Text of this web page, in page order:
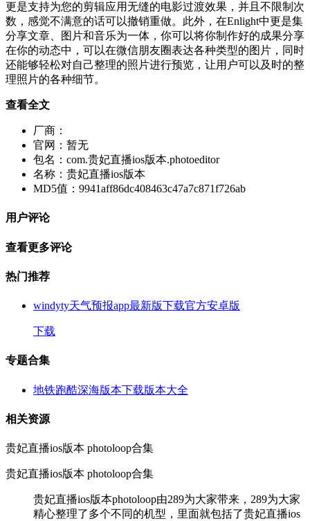
更是支持为您的剪辑应用无缝的电影过渡效果，并且不限制次
数，感觉不满意的话可以撤销重做。此外，在Enlight中更是集
分享文章、图片和音乐为一体，你可以将你制作好的成果分享
在你的动态中，可以在微信朋友圈表达各种类型的图片，同时
还能够轻松对自己整理的照片进行预览，让用户可以及时的整
理照片的各种细节。
查看全文
厂商：
官网： 暂无
包名： com.贵妃直播ios版本.photoeditor
名称： 贵妃直播ios版本
MD5值： 9941aff86dc408463c47a7c871f726ab
用户评论
查看更多评论
热门推荐
windyty天气预报app最新版下载官方安卓版
下载
专题合集
地铁跑酷深海版本下载版本大全
相关资源
贵妃直播ios版本 photoloop合集
贵妃直播ios版本 photoloop合集
贵妃直播ios版本photoloop由289为大家带来，289为大家
精心整理了多个不同的机型，里面就包括了贵妃直播ios